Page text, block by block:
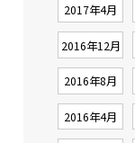
2017年4月
2016年12月
2016年8月
2016年4月